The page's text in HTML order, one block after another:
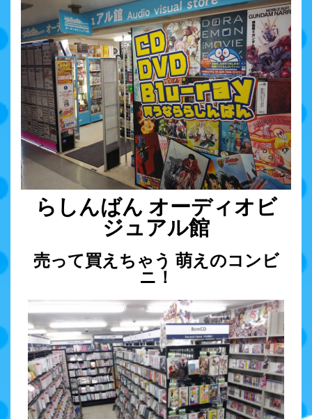
らしんばん オーディオビ
ジュアル館
売って買えちゃう 萌えのコンビ
ニ！